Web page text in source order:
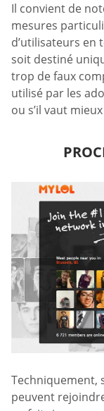
Il convient de
mesures
d’utilisateurs en
soit destiné
trop de faux
utilisé par les
ou s’il vaut
Techniquement,
peuvent